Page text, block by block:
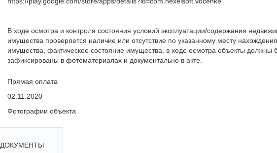
В ходе осмотра и контроля состояния условий эксплуатации/содержания
имущества проверяется наличие или отсутствие по указанному месту
имущества, фактическое состояние имущества, в ходе осмотра объекты должны
зафиксированы в фотоматериалах и документально в акте.
Прямая оплата
02.11.2020
Фотографии объекта
ДОКУМЕНТЫ